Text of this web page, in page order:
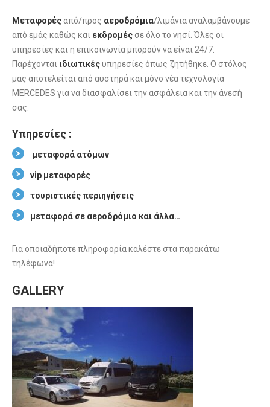
Μεταφορέςαπό/προς αεροδρόμια/λιμάνια αναλαμβάνουμε
από εμάς καθώς και εκδρομές σε όλο το νησί. Όλες οι
υπηρεσίες και η επικοινωνία μπορούν να είναι 24/7.
Παρέχονται ιδιωτικέςυπηρεσίες όπως ζητήθηκε. Ο στόλος
μας αποτελείται από αυστηρά και μόνο νέα τεχνολογία
MERCEDES για να διασφαλίσει την ασφάλεια και την άνεσή
σας.
Υπηρεσίες :
μεταφορά ατόμων
vip μεταφορές
τουριστικές περιηγήσεις
μεταφορά σε αεροδρόμιο και άλλα…
Για οποιαδήποτε πληροφορία καλέστε στα παρακάτω
τηλέφωνα!
GALLERY